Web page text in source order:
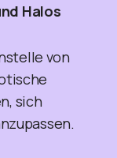
Halos
von
sich